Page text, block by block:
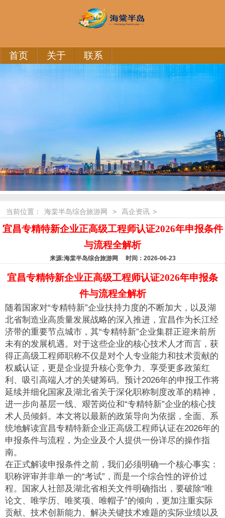
首页 关于 联系
当前位置： 海棠半岛综合旅游网 > 高企资讯 >
宜昌专精特新企业正高级工程师认证2026年申报条件
与流程全解析
来源:海棠半岛综合旅游网 时间：2026-06-23
宜昌专精特新企业正高级工程师认证2026年申报条
件与流程全解析
随着国家对“专精特新”企业扶持力度的不断加大，以及湖
北省制造业高质量发展战略的深入推进，宜昌作为长江经
济带的重要节点城市，其“专精特新”企业集群正迎来前所
未有的发展机遇。对于这些企业的核心技术人才而言，获
得正高级工程师职称不仅是对个人专业能力和技术贡献的
权威认证，更是企业提升核心竞争力、享受更多政策红
利、吸引高端人才的关键筹码。预计2026年的申报工作将
延续并细化国家及湖北省关于深化职称制度改革的精神，
进一步向基层一线、艰苦岗位和“专精特新”企业的核心技
术人员倾斜。本文将以最新的政策导向为依据，全面、系
统地解读宜昌专精特新企业正高级工程师认证在2026年的
申报条件与流程，为企业及个人提供一份详尽的操作指
南。
在正式解读申报条件之前，我们必须明确一个核心事实：
职称评审并非单一的“考试”，而是一个综合性的评价过
程。国家人社部及湖北省相关文件明确指出，要破除“唯
论文、唯学历、唯奖项、唯帽子”的倾向，更加注重实际
贡献、技术创新能力、解决关键技术难题的实际业绩以及